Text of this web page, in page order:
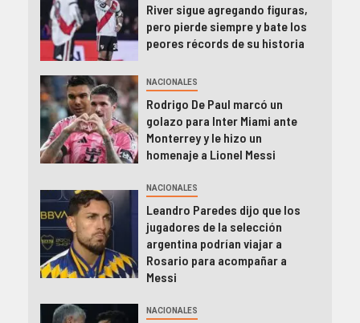
River sigue agregando figuras,
pero pierde siempre y bate los
peores récords de su historia
NACIONALES
Rodrigo De Paul marcó un
golazo para Inter Miami ante
Monterrey y le hizo un
homenaje a Lionel Messi
NACIONALES
Leandro Paredes dijo que los
jugadores de la selección
argentina podrían viajar a
Rosario para acompañar a
Messi
NACIONALES